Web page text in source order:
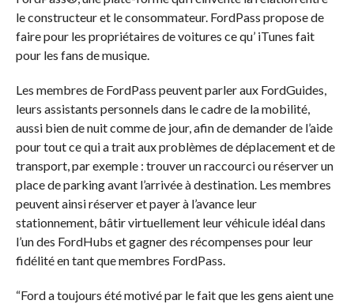
le constructeur et le consommateur. FordPass propose de
faire pour les propriétaires de voitures ce qu’ iTunes fait
pour les fans de musique.
Les membres de FordPass peuvent parler aux FordGuides,
leurs assistants personnels dans le cadre de la mobilité,
aussi bien de nuit comme de jour, afin de demander de l’aide
pour tout ce qui a trait aux problèmes de déplacement et de
transport, par exemple : trouver un raccourci ou réserver un
place de parking avant l’arrivée à destination. Les membres
peuvent ainsi réserver et payer à l’avance leur
stationnement, bâtir virtuellement leur véhicule idéal dans
l’un des FordHubs et gagner des récompenses pour leur
fidélité en tant que membres FordPass.
“Ford a toujours été motivé par le fait que les gens aient une